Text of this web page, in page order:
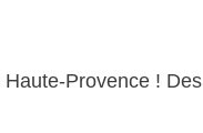
Provence ! Des